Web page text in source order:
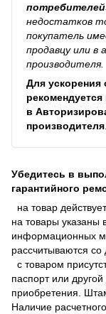
недостатков
покупатель
продавцу или в
производителя.
Для ускорения
в
производителя
Убедитесь в
гарантийного
на товар
на товары указаны
информационных
рассчитываются со
с товаром
паспорт или
приобретения.
Наличие